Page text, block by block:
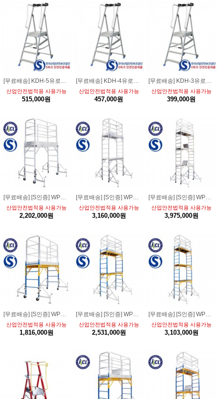
[무료배송] KDH-5유로형 안전발판 사다리 5단최대하중 150kg
산업안전법적용 사용가능
515,000원
[무료배송] KDH-4유로형 안전발판 사다리 4단최대하중 150kg
산업안전법적용 사용가능
457,000원
[무료배송] KDH-3유로형 안전발판 사다리 3단최대하중 150kg
산업안전법적용 사용가능
399,000원
[무료배송] [S인증] WPS-AL-01 알루미늄 안전 이동형 1단작업대 [1800-1FS 강화형 풀세트]
산업안전법적용 사용가능
2,202,000원
[무료배송] [S인증] WPS-AL-02 알루미늄 안전 이동형 2단작업대 [1800-2FS 강화형 풀세트]
산업안전법적용 사용가능
3,160,000원
[무료배송] [S인증] WPS-AL-03 알루미늄 안전 이동형 3단작업대 [1800-3FS 강화형 풀세트]
산업안전법적용 사용가능
3,975,000원
산업안전법적용 사용가능
1,816,000원
산업안전법적용 사용가능
2,531,000원
산업안전법적용 사용가능
3,103,000원